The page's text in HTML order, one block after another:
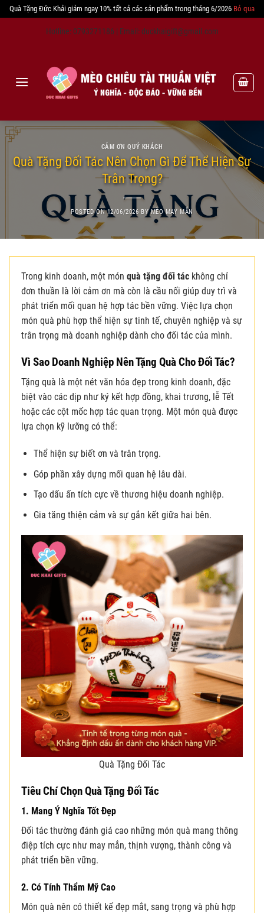
Quà Tặng Đức Khải giảm ngay 10% tất cả các sản phẩm trong tháng 6/2026 Bỏ qua
Hotline: 0793271186 | Email: duckhaigift@gmail.com
CẢM ƠN QUÝ KHÁCH
Quà Tặng Đối Tác Nên Chọn Gì Để Thể Hiện Sự
Trân Trọng?
POSTED ON12/06/2026 BYMÈO MAY MẮN
Trong kinh doanh, một món quà tặng đối tác không chỉ
đơn thuần là lời cảm ơn mà còn là cầu nối giúp duy trì và
phát triển mối quan hệ hợp tác bền vững. Việc lựa chọn
món quà phù hợp thể hiện sự tinh tế, chuyên nghiệp và sự
trân trọng mà doanh nghiệp dành cho đối tác của mình.
Vì Sao Doanh Nghiệp Nên Tặng Quà Cho Đối Tác?
Tặng quà là một nét văn hóa đẹp trong kinh doanh, đặc
biệt vào các dịp như ký kết hợp đồng, khai trương, lễ Tết
hoặc các cột mốc hợp tác quan trọng. Một món quà được
lựa chọn kỹ lưỡng có thể:
Thể hiện sự biết ơn và trân trọng.
Góp phần xây dựng mối quan hệ lâu dài.
Tạo dấu ấn tích cực về thương hiệu doanh nghiệp.
Gia tăng thiện cảm và sự gắn kết giữa hai bên.
Quà Tặng Đối Tác
Tiêu Chí Chọn Quà Tặng Đối Tác
1. Mang Ý Nghĩa Tốt Đẹp
Đối tác thường đánh giá cao những món quà mang thông
điệp tích cực như may mắn, thịnh vượng, thành công và
phát triển bền vững.
2. Có Tính Thẩm Mỹ Cao
Món quà nên có thiết kế đẹp mắt, sang trọng và phù hợp